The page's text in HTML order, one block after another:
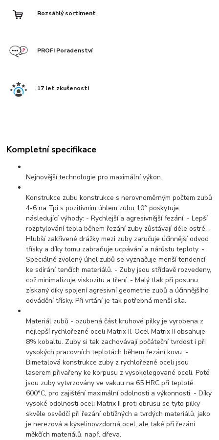
Rozsáhlý sortiment
PROFI Poradenství
17 let zkušeností
Kompletní specifikace
Nejnovější technologie pro maximální výkon.
Konstrukce zubu konstrukce s nerovnoměrným počtem zubů
4-6 na Tpi s pozitivním úhlem zubu 10° poskytuje
následující výhody: - Rychlejší a agresivnější řezání. - Lepší
rozptylování tepla během řezání zuby zůstávají déle ostré. -
Hlubší zakřivené drážky mezi zuby zaručuje účinnější odvod
třísky a díky tomu zabraňuje ucpávání a nárůstu teploty. -
Speciálně zvolený úhel zubů se vyznačuje menší tendencí
ke sdírání tenčích materiálů. - Zuby jsou střídavě rozvedeny,
což minimalizuje viskozitu a tření. - Malý tlak při posunu
získaný díky spojení agresivní geometrie zubů a účinnějšího
odvádění třísky. Při vrtání je tak potřebná menší síla.
Materiál zubů - ozubená část kruhové pilky je vyrobena z
nejlepší rychlořezné oceli Matrix II. Ocel Matrix II obsahuje
8% kobaltu. Zuby si tak zachovávají počáteční tvrdost i při
vysokých pracovních teplotách během řezání kovu. -
Bimetalová konstrukce zuby z rychlořezné oceli jsou
laserem přivařeny ke korpusu z vysokolegované oceli. Poté
jsou zuby vytvrzovány ve vakuu na 65 HRC při teplotě
600°C, pro zajištění maximální odolnosti a výkonnosti. - Díky
vysoké odolnosti oceli Matrix II proti obrusu se tyto pilky
skvěle osvědčí při řezání obtížných a tvrdých materiálů, jako
je nerezová a kyselinovzdorná ocel, ale také při řezání
měkčích materiálů, např. dřeva.